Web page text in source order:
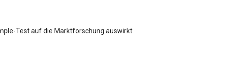
Test auf die Marktforschung auswirkt